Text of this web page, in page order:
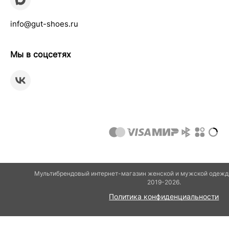
info@gut-shoes.ru
Мы в соцсетях
Мультибрендовый интернет-магазин женской и мужской
2019-2026.
Политика конфиденциальности